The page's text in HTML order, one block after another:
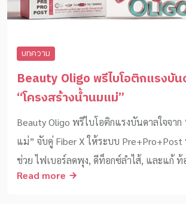
บทความ
Beauty Oligo พรีไบโอติกแรงบัน
“โครงสร้างน้ำนมแม่”
Beauty Oligo พรีไบโอติกแรงบันดาลใจจาก
แม่” จับคู่ Fiber X ให้ระบบ
ช่วย ไฟเบอร์ลดพุง, ดีท็อกซ์ลำไส้, และแก้
Read more